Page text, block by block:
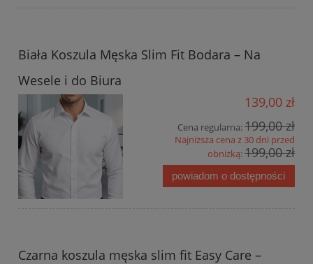
Biała Koszula Męska Slim Fit Bodara – Na
Wesele i do Biura
139,00 zł
Cena regularna:199,00 zł
Najniższa cena z 30 dni przed
obniżką:199,00 zł
powiadom o dostępności
Czarna koszula męska slim fit Easy Care –